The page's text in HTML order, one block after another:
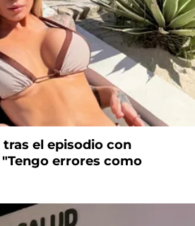
tras el episodio con
errores como